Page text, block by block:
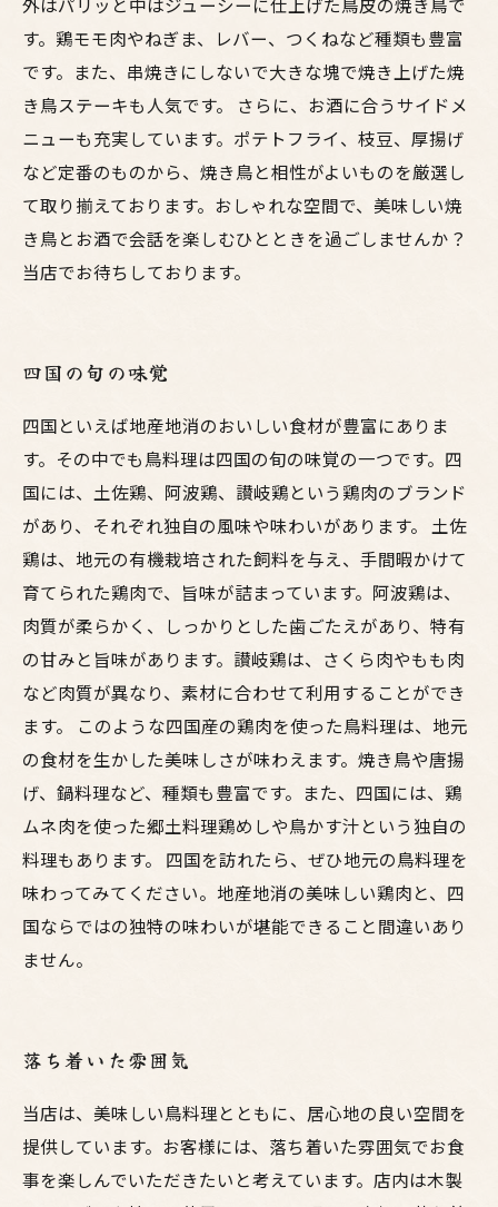
す。鶏モモ肉やねぎま、レバー、つくねなど種類も豊富
です。また、串焼きにしないで大きな塊で焼き上げた焼
き鳥ステーキも人気です。 さらに、お酒に合うサイドメ
ニューも充実しています。ポテトフライ、枝豆、厚揚げ
など定番のものから、焼き鳥と相性がよいものを厳選し
て取り揃えております。おしゃれな空間で、美味しい焼
き鳥とお酒で会話を楽しむひとときを過ごしませんか？
当店でお待ちしております。
四国の旬の味覚
四国といえば地産地消のおいしい食材が豊富にありま
す。その中でも鳥料理は四国の旬の味覚の一つです。四
国には、土佐鶏、阿波鶏、讃岐鶏という鶏肉のブランド
があり、それぞれ独自の風味や味わいがあります。 土佐
鶏は、地元の有機栽培された飼料を与え、手間暇かけて
育てられた鶏肉で、旨味が詰まっています。阿波鶏は、
肉質が柔らかく、しっかりとした歯ごたえがあり、特有
の甘みと旨味があります。讃岐鶏は、さくら肉やもも肉
など肉質が異なり、素材に合わせて利用することができ
ます。 このような四国産の鶏肉を使った鳥料理は、地元
の食材を生かした美味しさが味わえます。焼き鳥や唐揚
げ、鍋料理など、種類も豊富です。また、四国には、鶏
ムネ肉を使った郷土料理鶏めしや鳥かす汁という独自の
料理もあります。 四国を訪れたら、ぜひ地元の鳥料理を
味わってみてください。地産地消の美味しい鶏肉と、四
国ならではの独特の味わいが堪能できること間違いあり
ません。
落ち着いた雰囲気
当店は、美味しい鳥料理とともに、居心地の良い空間を
提供しています。お客様には、落ち着いた雰囲気でお食
事を楽しんでいただきたいと考えています。店内は木製